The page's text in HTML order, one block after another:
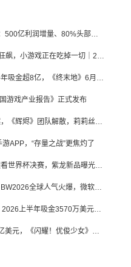
游戏AI“账本”公开：500亿利润增量、80%头部入局，谁在闷声发财？
端游“复活”，出海狂飙，小游戏正在吃掉一切｜2026上半年产业报告
仅苹果谷歌商店半年吸金超8亿，《终末地》6月份收入显著回暖
游戏产业报告》正式发布
腾讯曝百亿收购案，《辉烬》团队解散，莉莉丝新作曝光｜陀螺周报
APP，“存量之战”更焦灼了
三七网易Avia放假看世界杯决赛，紫龙新品曝光，米哈游新作上线 | 陀螺周报
暑期档新作扎堆，BW2026全球人气火爆，微软XBOX大裁员|陀螺周报
《皮克敏 Bloom》2026上半年吸金3570万美元，中国台湾成最大市场
出海首年营收超1亿美元，《闪耀！优俊少女》美国市场占比达七成